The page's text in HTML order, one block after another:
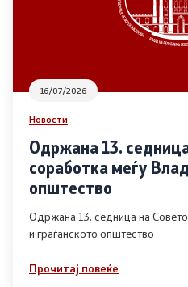
Извештаи
Список на ОЈИ
Контакт
Контакт
16/07/2026
Новости
Одржана 13.
соработка меѓу
општество
Одржана 13. седница на
и граѓанското општество
Прочитај повеќе